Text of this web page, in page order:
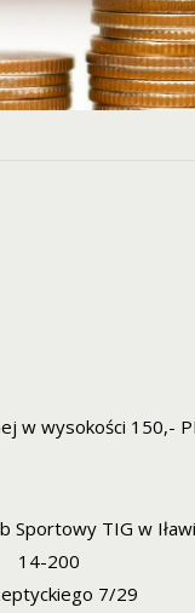
w wysokości 150,-
Sportowy TIG w
14-200
7/29